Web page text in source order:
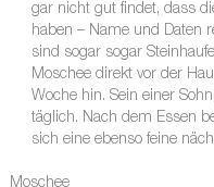
gar nicht gut findet, dass
haben – Name und Daten
sind sogar sogar
Moschee direkt vor der
Woche hin. Sein einer
täglich. Nach dem Essen
sich eine ebenso feine
Moschee